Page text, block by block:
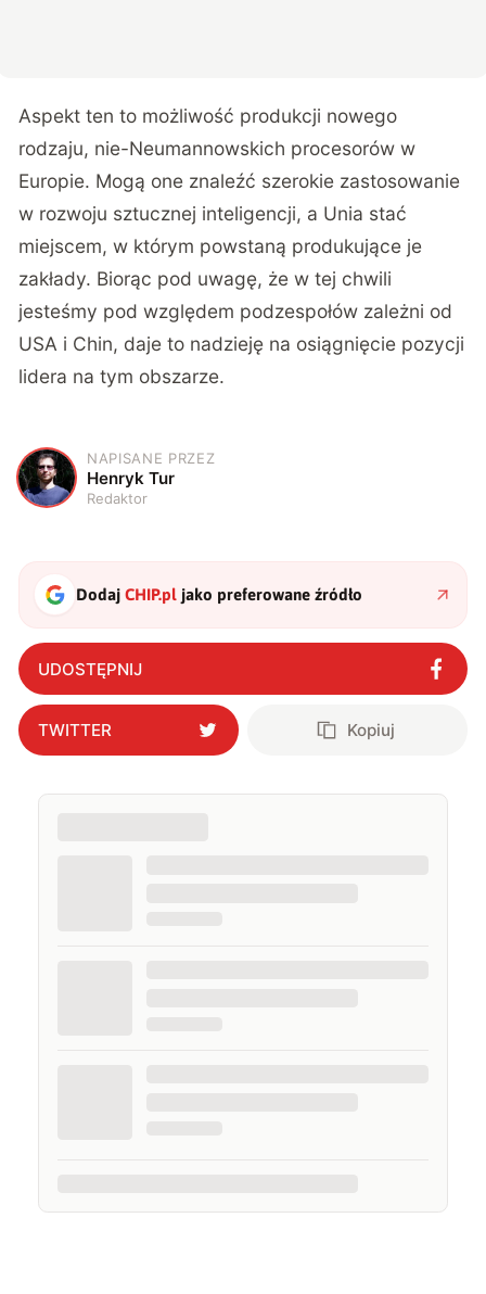
Aspekt ten to możliwość produkcji nowego
rodzaju, nie-Neumannowskich procesorów w
Europie. Mogą one znaleźć szerokie zastosowanie
w rozwoju sztucznej inteligencji, a Unia stać
miejscem, w którym powstaną produkujące je
zakłady. Biorąc pod uwagę, że w tej chwili
jesteśmy pod względem podzespołów zależni od
USA i Chin, daje to nadzieję na osiągnięcie pozycji
lidera na tym obszarze.
H
NAPISANE PRZEZ
Henryk Tur
Redaktor
DodajCHIP.pl jako preferowane źródło
UDOSTĘPNIJ
TWITTER Kopiuj